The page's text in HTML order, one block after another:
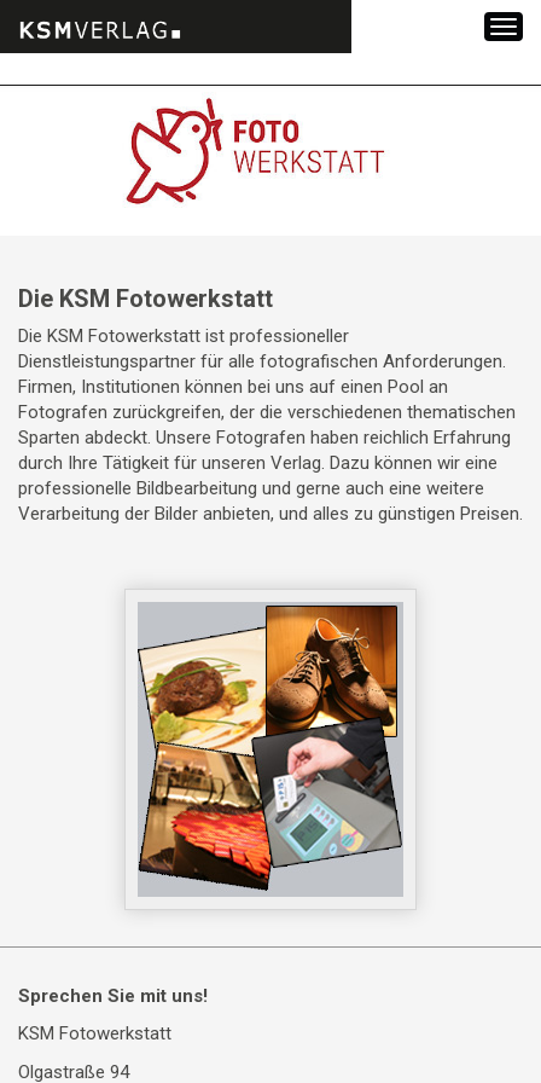
Die KSM Fotowerkstatt
Die KSM Fotowerkstatt ist professioneller
Dienstleistungspartner für alle fotografischen Anforderungen.
Firmen, Institutionen können bei uns auf einen Pool an
Fotografen zurückgreifen, der die verschiedenen thematischen
Sparten abdeckt. Unsere Fotografen haben reichlich Erfahrung
durch Ihre Tätigkeit für unseren Verlag. Dazu können wir eine
professionelle Bildbearbeitung und gerne auch eine weitere
Verarbeitung der Bilder anbieten, und alles zu günstigen Preisen.
Sprechen Sie mit uns!
KSM Fotowerkstatt
Olgastraße 94